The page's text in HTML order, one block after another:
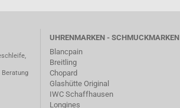
UHRENMARKEN - SCHMUCKMARKEN
Blancpain
Breitling
Chopard
Glashütte Original
IWC Schaffhausen
Longines